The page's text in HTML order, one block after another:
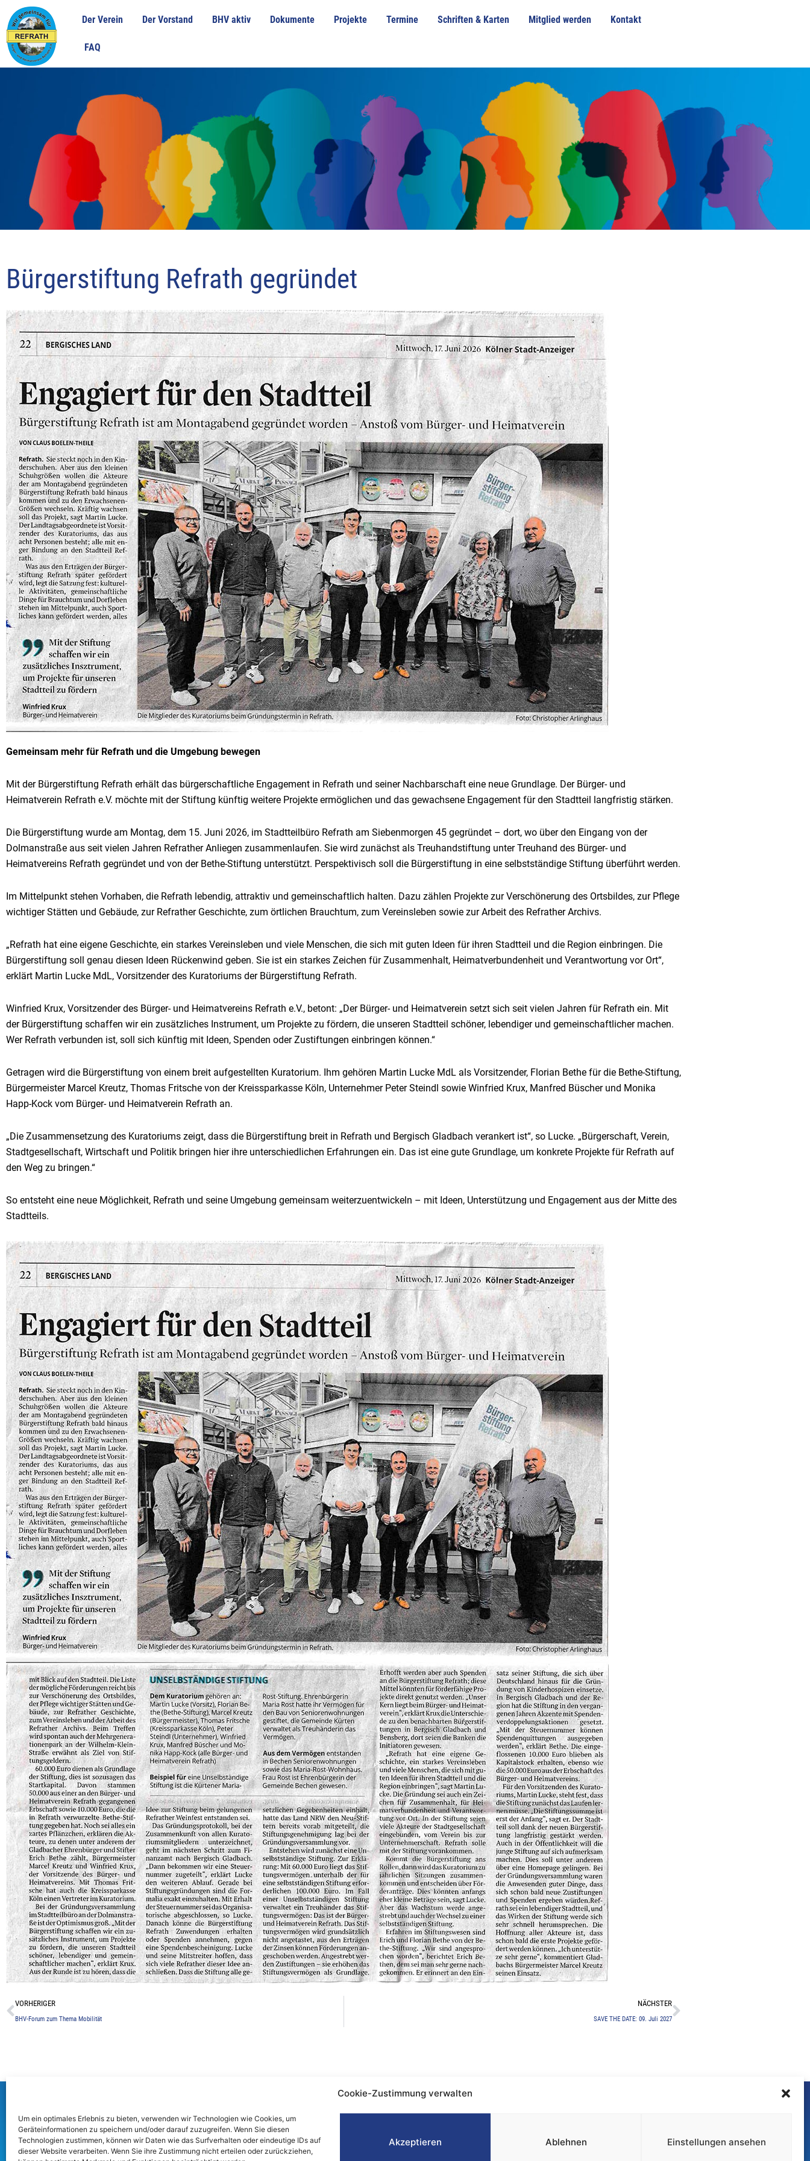
Cookie-Zustimmung verwalten
Um ein optimales Erlebnis zu bieten, verwenden wir Technologien wie Cookies, um
Geräteinformationen zu speichern und/oder darauf zuzugreifen. Wenn Sie diesen
Technologien zustimmen, können wir Daten wie das Surfverhalten oder eindeutige IDs auf
dieser Website verarbeiten. Wenn Sie ihre Zustimmung nicht erteilen oder zurückziehen,
Akzeptieren Ablehnen Einstellungen ansehen
Zum
Inhalt
springen
Der Verein Der Vorstand BHV aktiv Dokumente Projekte Termine Schriften & Karten Mitglied werden Kontakt
FAQ
Bürgerstiftung Refrath gegründet
Gemeinsam mehr für Refrath und die Umgebung bewegen
Mit der Bürgerstiftung Refrath erhält das bürgerschaftliche Engagement in Refrath und seiner Nachbarschaft eine neue Grundlage. Der Bürger- und
Heimatverein Refrath e.V. möchte mit der Stiftung künftig weitere Projekte ermöglichen und das gewachsene Engagement für den Stadtteil langfristig stärken.
Die Bürgerstiftung wurde am Montag, dem 15. Juni 2026, im Stadtteilbüro Refrath am Siebenmorgen 45 gegründet – dort, wo über den Eingang von der
Dolmanstraße aus seit vielen Jahren Refrather Anliegen zusammenlaufen. Sie wird zunächst als Treuhandstiftung unter Treuhand des Bürger- und
Heimatvereins Refrath gegründet und von der Bethe-Stiftung unterstützt. Perspektivisch soll die Bürgerstiftung in eine selbstständige Stiftung überführt werden.
Im Mittelpunkt stehen Vorhaben, die Refrath lebendig, attraktiv und gemeinschaftlich halten. Dazu zählen Projekte zur Verschönerung des Ortsbildes, zur Pflege
wichtiger Stätten und Gebäude, zur Refrather Geschichte, zum örtlichen Brauchtum, zum Vereinsleben sowie zur Arbeit des Refrather Archivs.
„Refrath hat eine eigene Geschichte, ein starkes Vereinsleben und viele Menschen, die sich mit guten Ideen für ihren Stadtteil und die Region einbringen. Die
Bürgerstiftung soll genau diesen Ideen Rückenwind geben. Sie ist ein starkes Zeichen für Zusammenhalt, Heimatverbundenheit und Verantwortung vor Ort“,
erklärt Martin Lucke MdL, Vorsitzender des Kuratoriums der Bürgerstiftung Refrath.
Winfried Krux, Vorsitzender des Bürger- und Heimatvereins Refrath e.V., betont: „Der Bürger- und Heimatverein setzt sich seit vielen Jahren für Refrath ein. Mit
der Bürgerstiftung schaffen wir ein zusätzliches Instrument, um Projekte zu fördern, die unseren Stadtteil schöner, lebendiger und gemeinschaftlicher machen.
Wer Refrath verbunden ist, soll sich künftig mit Ideen, Spenden oder Zustiftungen einbringen können.“
Getragen wird die Bürgerstiftung von einem breit aufgestellten Kuratorium. Ihm gehören Martin Lucke MdL als Vorsitzender, Florian Bethe für die Bethe-Stiftung,
Bürgermeister Marcel Kreutz, Thomas Fritsche von der Kreissparkasse Köln, Unternehmer Peter Steindl sowie Winfried Krux, Manfred Büscher und Monika
Happ-Kock vom Bürger- und Heimatverein Refrath an.
„Die Zusammensetzung des Kuratoriums zeigt, dass die Bürgerstiftung breit in Refrath und Bergisch Gladbach verankert ist“, so Lucke. „Bürgerschaft, Verein,
Stadtgesellschaft, Wirtschaft und Politik bringen hier ihre unterschiedlichen Erfahrungen ein. Das ist eine gute Grundlage, um konkrete Projekte für Refrath auf
den Weg zu bringen.“
So entsteht eine neue Möglichkeit, Refrath und seine Umgebung gemeinsam weiterzuentwickeln – mit Ideen, Unterstützung und Engagement aus der Mitte des
Stadtteils.
Zurück
VORHERIGER
BHV-Forum zum Thema Mobilität
NÄCHSTER
SAVE THE DATE: 09. Juli 2027
Nächster
Burgstraße 17
51427 Bergisch Gladbach
Datenschutz
Cookie-Richtlinie
e